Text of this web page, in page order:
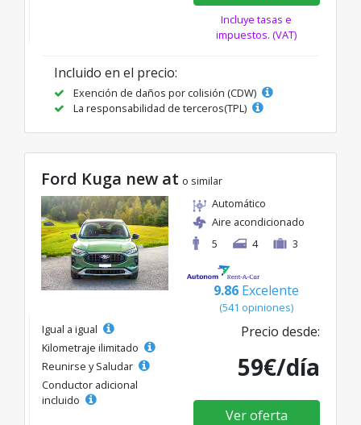
Incluye tasas e
impuestos. (VAT)
Incluido en el precio:
Exención de daños por colisión (CDW)
La responsabilidad de terceros(TPL)
Ford Kuga new at o similar
Automático
Aire acondicionado
5
4 3
9.86 Excelente
(541 opiniones)
Igual a igual
Kilometraje ilimitado
Reunirse y Saludar
Conductor adicional
incluido
Precio desde:
59€/día
Ver oferta